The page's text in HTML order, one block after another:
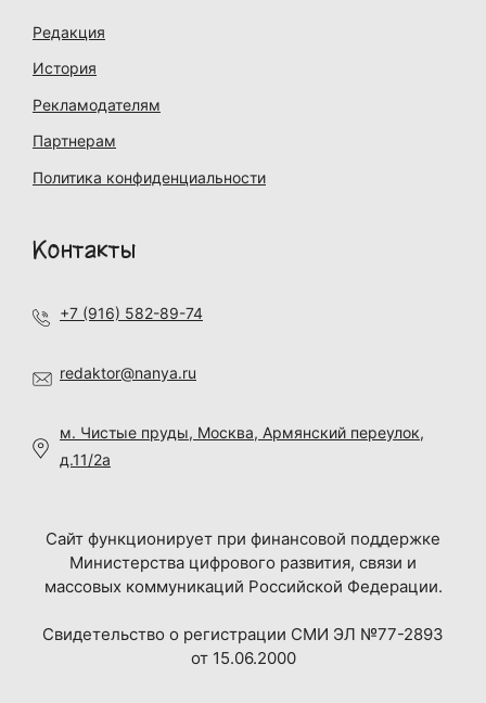
Редакция
История
Рекламодателям
Партнерам
Политика конфиденциальности
Контакты
+7 (916) 582-89-74
redaktor@nanya.ru
м. Чистые пруды, Москва, Армянский переулок,
д.11/2а
Сайт функционирует при финансовой поддержке
Министерства цифрового развития, связи и
массовых коммуникаций Российской Федерации.
Свидетельство о регистрации СМИ ЭЛ №77-2893
от 15.06.2000